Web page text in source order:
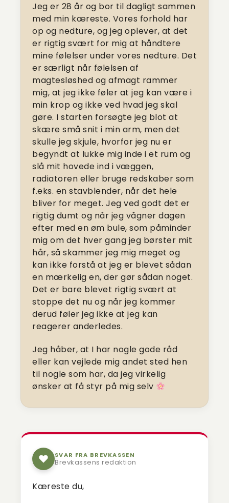
Jeg er 28 år og bor til dagligt sammen
med min kæreste. Vores forhold har
op og nedture, og jeg oplever, at det
er rigtig svært for mig at håndtere
mine følelser under vores nedture. Det
er særligt når følelsen af
magtesløshed og afmagt rammer
mig, at jeg ikke føler at jeg kan være i
min krop og ikke ved hvad jeg skal
gøre. I starten forsøgte jeg blot at
skære små snit i min arm, men det
skulle jeg skjule, hvorfor jeg nu er
begyndt at lukke mig inde i et rum og
slå mit hovede ind i væggen,
radiatoren eller bruge redskaber som
f.eks. en stavblender, når det hele
bliver for meget. Jeg ved godt det er
rigtig dumt og når jeg vågner dagen
efter med en øm bule, som påminder
mig om det hver gang jeg børster mit
hår, så skammer jeg mig meget og
kan ikke forstå at jeg er blevet sådan
en mærkelig en, der gør sådan noget.
Det er bare blevet rigtig svært at
stoppe det nu og når jeg kommer
derud føler jeg ikke at jeg kan
reagerer anderledes.
Jeg håber, at I har nogle gode råd
eller kan vejlede mig andet sted hen
til nogle som har, da jeg virkelig
ønsker at få styr på mig selv
SVAR FRA BREVKASSEN
Brevkassens redaktion
Kæreste du,